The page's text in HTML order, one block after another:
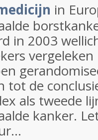
in
in 2003
tot de
als tweede
kanker.